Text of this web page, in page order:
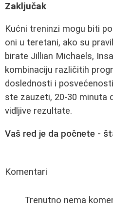
Zaključak
Kućni treninzi mogu biti
oni u teretani, ako su
birate Jillian Michaels,
kombinaciju različitih
doslednosti i
ste zauzeti, 20-30 minuta
vidljive rezultate.
Vaš red je da počnete -
Komentari
Trenutno nema